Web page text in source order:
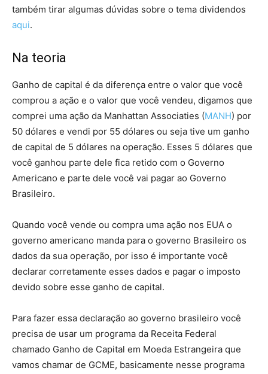
também tirar algumas dúvidas sobre o tema dividendos
aqui.
Na teoria
Ganho de capital é da diferença entre o valor que você
comprou a ação e o valor que você vendeu, digamos que
comprei uma ação da Manhattan Associaties (MANH) por
50 dólares e vendi por 55 dólares ou seja tive um ganho
de capital de 5 dólares na operação. Esses 5 dólares que
você ganhou parte dele fica retido com o Governo
Americano e parte dele você vai pagar ao Governo
Brasileiro.
Quando você vende ou compra uma ação nos EUA o
governo americano manda para o governo Brasileiro os
dados da sua operação, por isso é importante você
declarar corretamente esses dados e pagar o imposto
devido sobre esse ganho de capital.
Para fazer essa declaração ao governo brasileiro você
precisa de usar um programa da Receita Federal
chamado Ganho de Capital em Moeda Estrangeira que
vamos chamar de GCME, basicamente nesse programa